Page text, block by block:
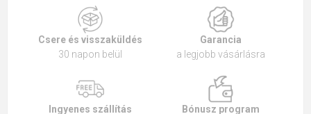
Csere és visszaküldés
30 napon belül
Garancia
a legjobb vásárlásra
Ingyenes szállítás Bónusz program